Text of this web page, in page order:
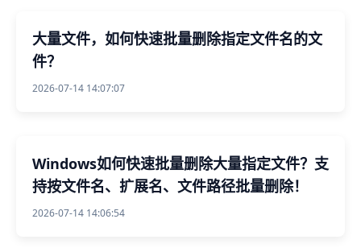
大量文件，如何快速批量删除指定文件名的文
件？
2026-07-14 14:07:07
Windows如何快速批量删除大量指定文件？支
持按文件名、扩展名、文件路径批量删除！
2026-07-14 14:06:54